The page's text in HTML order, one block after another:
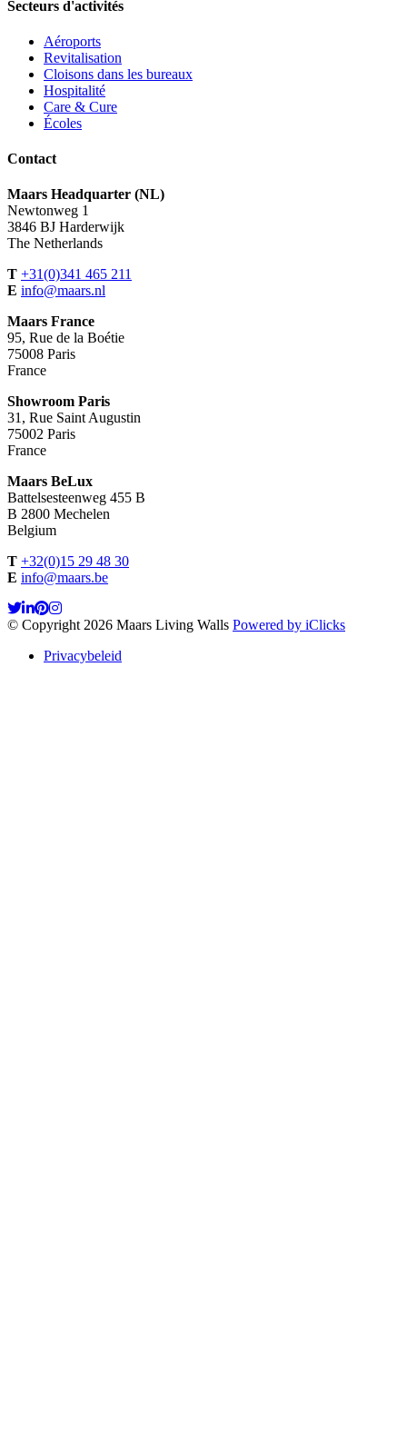
Secteurs d'activités
Aéroports
Revitalisation
Cloisons dans les bureaux
Hospitalité
Care & Cure
Écoles
Contact
Maars Headquarter (NL)
Newtonweg 1
3846 BJ Harderwijk
The Netherlands
T +31(0)341 465 211
E info@maars.nl
Maars France
95, Rue de la Boétie
75008 Paris
France
Showroom Paris
31, Rue Saint Augustin
75002 Paris
France
Maars BeLux
Battelsesteenweg 455 B
B 2800 Mechelen
Belgium
T +32(0)15 29 48 30
E info@maars.be
© Copyright 2026 Maars Living Walls Powered by iClicks
Privacybeleid